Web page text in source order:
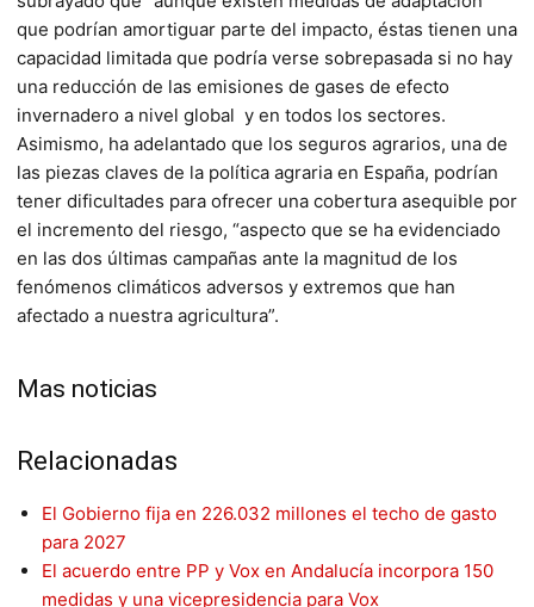
que podrían amortiguar parte del impacto, éstas tienen una
capacidad limitada que podría verse sobrepasada si no hay
una reducción de las emisiones de gases de efecto
invernadero a nivel global y en todos los sectores.
Asimismo, ha adelantado que los seguros agrarios, una de
las piezas claves de la política agraria en España, podrían
tener dificultades para ofrecer una cobertura asequible por
el incremento del riesgo, “aspecto que se ha evidenciado
en las dos últimas campañas ante la magnitud de los
fenómenos climáticos adversos y extremos que han
afectado a nuestra agricultura”.
Mas noticias
Relacionadas
El Gobierno fija en 226.032 millones el techo de gasto
para 2027
El acuerdo entre PP y Vox en Andalucía incorpora 150
medidas y una vicepresidencia para Vox